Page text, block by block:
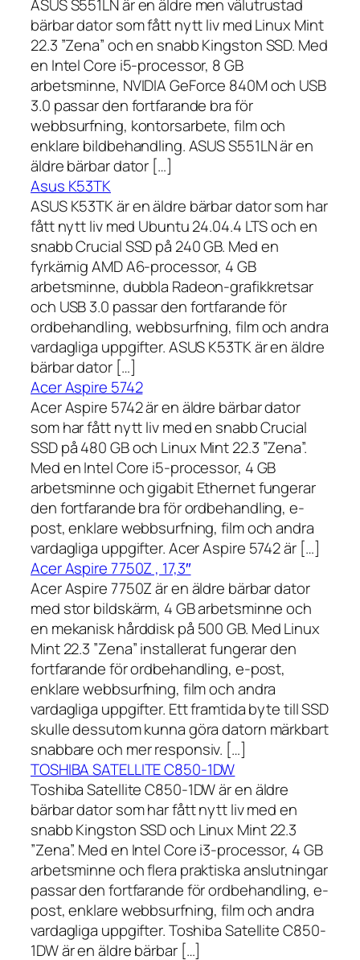
ASUS S551LN är en äldre men välutrustad
bärbar dator som fått nytt liv med Linux Mint
22.3 ”Zena” och en snabb Kingston SSD. Med
en Intel Core i5-processor, 8 GB
arbetsminne, NVIDIA GeForce 840M och USB
3.0 passar den fortfarande bra för
webbsurfning, kontorsarbete, film och
enklare bildbehandling. ASUS S551LN är en
äldre bärbar dator […]
Asus K53TK
ASUS K53TK är en äldre bärbar dator som har
fått nytt liv med Ubuntu 24.04.4 LTS och en
snabb Crucial SSD på 240 GB. Med en
fyrkärnig AMD A6-processor, 4 GB
arbetsminne, dubbla Radeon-grafikkretsar
och USB 3.0 passar den fortfarande för
ordbehandling, webbsurfning, film och andra
vardagliga uppgifter. ASUS K53TK är en äldre
bärbar dator […]
Acer Aspire 5742
Acer Aspire 5742 är en äldre bärbar dator
som har fått nytt liv med en snabb Crucial
SSD på 480 GB och Linux Mint 22.3 ”Zena”.
Med en Intel Core i5-processor, 4 GB
arbetsminne och gigabit Ethernet fungerar
den fortfarande bra för ordbehandling, e-
post, enklare webbsurfning, film och andra
vardagliga uppgifter. Acer Aspire 5742 är […]
Acer Aspire 7750Z , 17,3″
Acer Aspire 7750Z är en äldre bärbar dator
med stor bildskärm, 4 GB arbetsminne och
en mekanisk hårddisk på 500 GB. Med Linux
Mint 22.3 ”Zena” installerat fungerar den
fortfarande för ordbehandling, e-post,
enklare webbsurfning, film och andra
vardagliga uppgifter. Ett framtida byte till SSD
skulle dessutom kunna göra datorn märkbart
snabbare och mer responsiv. […]
TOSHIBA SATELLITE C850-1DW
Toshiba Satellite C850-1DW är en äldre
bärbar dator som har fått nytt liv med en
snabb Kingston SSD och Linux Mint 22.3
”Zena”. Med en Intel Core i3-processor, 4 GB
arbetsminne och flera praktiska anslutningar
passar den fortfarande för ordbehandling, e-
post, enklare webbsurfning, film och andra
vardagliga uppgifter. Toshiba Satellite C850-
1DW är en äldre bärbar […]